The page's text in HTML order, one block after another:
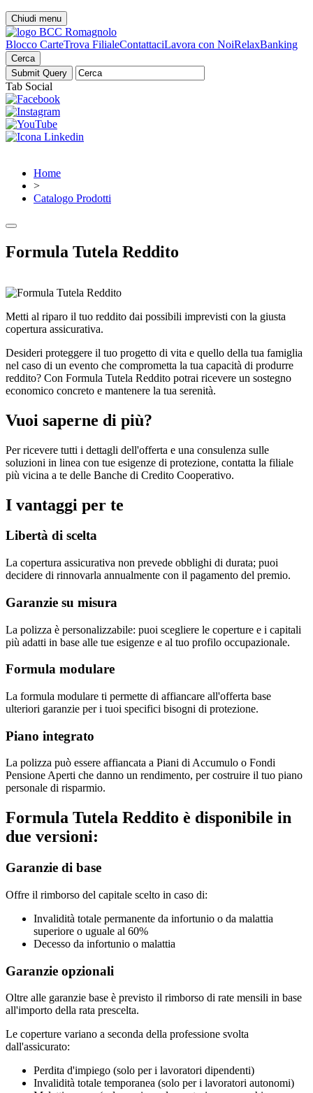
Chiudi menu
Blocco CarteTrova FilialeContattaciLavora con NoiRelaxBanking
Cerca
Tab Social
Home
>
Catalogo Prodotti
Formula Tutela Reddito
Metti al riparo il tuo reddito dai possibili imprevisti con la giusta
copertura assicurativa.
Desideri proteggere il tuo progetto di vita e quello della tua famiglia
nel caso di un evento che comprometta la tua capacità di produrre
reddito? Con Formula Tutela Reddito potrai ricevere un sostegno
economico concreto e mantenere la tua serenità.
Vuoi saperne di più?
Per ricevere tutti i dettagli dell'offerta e una consulenza sulle
soluzioni in linea con tue esigenze di protezione, contatta la filiale
più vicina a te delle Banche di Credito Cooperativo.
I vantaggi per te
Libertà di scelta
La copertura assicurativa non prevede obblighi di durata; puoi
decidere di rinnovarla annualmente con il pagamento del premio.
Garanzie su misura
La polizza è personalizzabile: puoi scegliere le coperture e i capitali
più adatti in base alle tue esigenze e al tuo profilo occupazionale.
Formula modulare
La formula modulare ti permette di affiancare all'offerta base
ulteriori garanzie per i tuoi specifici bisogni di protezione.
Piano integrato
La polizza può essere affiancata a Piani di Accumulo o Fondi
Pensione Aperti che danno un rendimento, per costruire il tuo piano
personale di risparmio.
Formula Tutela Reddito è disponibile in
due versioni:
Garanzie di base
Offre il rimborso del capitale scelto in caso di:
Invalidità totale permanente da infortunio o da malattia
superiore o uguale al 60%
Decesso da infortunio o malattia
Garanzie opzionali
Oltre alle garanzie base è previsto il rimborso di rate mensili in base
all'importo della rata prescelta.
Le coperture variano a seconda della professione svolta
dall'assicurato:
Perdita d'impiego (solo per i lavoratori dipendenti)
Invalidità totale temporanea (solo per i lavoratori autonomi)